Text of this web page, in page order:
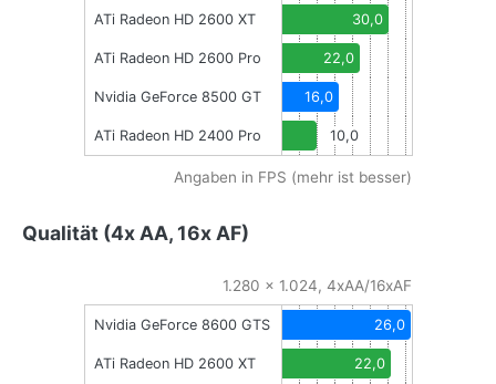
ATi Radeon HD 2600 XT 30,0
ATi Radeon HD 2600 Pro 22,0
Nvidia GeForce 8500 GT 16,0
ATi Radeon HD 2400 Pro 10,0
Angaben in FPS (mehr ist besser)
Qualität (4x AA, 16x AF)
1.280 x 1.024, 4xAA/16xAF
Nvidia GeForce 8600 GTS 26,0
ATi Radeon HD 2600 XT 22,0